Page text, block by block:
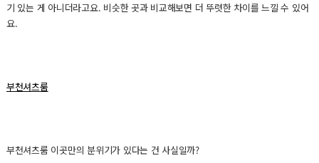
기 있는 게 아니더라고요. 비슷한 곳과 비교해보면 더 뚜렷한 차이를 느낄 수 있어
요.
부천셔츠룸
부천셔츠룸 이곳만의 분위기가 있다는 건 사실일까?